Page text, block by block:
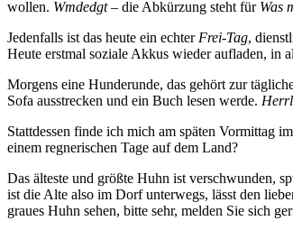
wollen. Wmdedgt– die Abkürzung steht für Was
Jedenfalls ist das heute ein echter Frei-Tag,
Heute erstmal soziale Akkus wieder aufladen, in
Morgens eine Hunderunde, das gehört zur
Sofa ausstrecken und ein Buch lesen werde.
Stattdessen finde ich mich am späten Vormittag
einem regnerischen Tage auf dem Land?
Das älteste und größte Huhn ist verschwunden,
ist die Alte also im Dorf unterwegs, lässt den
graues Huhn sehen, bitte sehr, melden Sie sich